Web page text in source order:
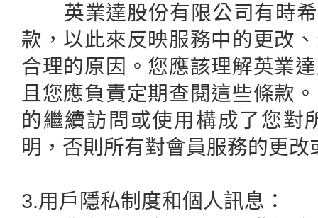
英業達股份有限公司有時希
款，以此來反映服務中的更改
合理的原因。您應該理解英業
且您應負責定期查閱這些條款
的繼續訪問或使用構成了您對
明，否則所有對會員服務的更
3.用戶隱私制度和個人訊息：